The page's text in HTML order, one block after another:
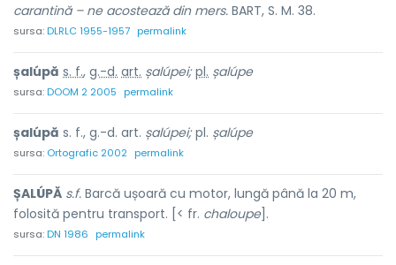
carantină – ne acostează din mers. BART, S. M. 38.
sursa:DLRLC 1955-1957 permalink
șalúpă s. f., g.-d. art. șalúpei; pl. șalúpe
sursa:DOOM 2 2005 permalink
șalúpă s. f., g.-d. art. șalúpei;pl. șalúpe
sursa: Ortografic 2002 permalink
ȘALÚPĂ s.f. Barcă ușoară cu motor, lungă până la 20 m,
folosită pentru transport. [< fr. chaloupe].
sursa:DN 1986 permalink